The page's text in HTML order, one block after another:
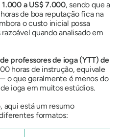
1.000 a US$ 7.000, sendo que a
de boa reputação fica na
o custo inicial possa
quando analisado em
de professores de ioga (YTT) de
horas de instrução, equivale
o que geralmente é menos do
ioga em muitos estúdios.
aqui está um resumo
formatos: